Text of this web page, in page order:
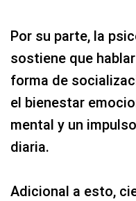
Por su parte, la
sostiene que
forma de
el bienestar
mental y un
diaria.
Adicional a esto,